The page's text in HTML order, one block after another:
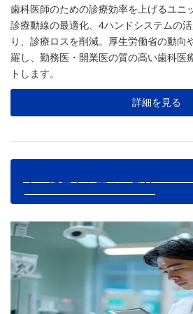
日:
歯科医師のための診療効率を上げるユニ
診療動線の最適化、4ハンドシステムの
り、診療ロスを削減。厚生労働省の動向
羅し、勤務医・開業医の質の高い歯科医
トします。
詳細を見る
上・採用力を高める手法